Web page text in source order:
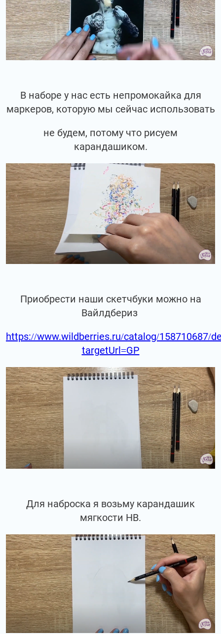
В наборе у нас есть непромокайка для
маркеров, которую мы сейчас использовать
не будем, потому что рисуем
карандашиком.
Приобрести наши скетчбуки можно на
Вайлдбериз
https://www.wildberries.ru/catalog/158710687/
targetUrl=GP
Для наброска я возьму карандашик
мягкости НВ.